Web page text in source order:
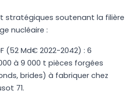
stratégiques soutenant la filière
nucléaire :
(52 Md€ 2022-2042) : 6
à 9 000 t pièces forgées
brides) à fabriquer chez
71.